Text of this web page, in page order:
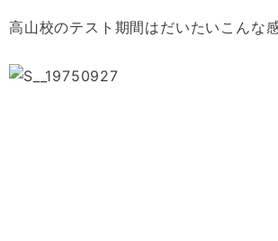
高山校のテスト期間はだいたいこんな感